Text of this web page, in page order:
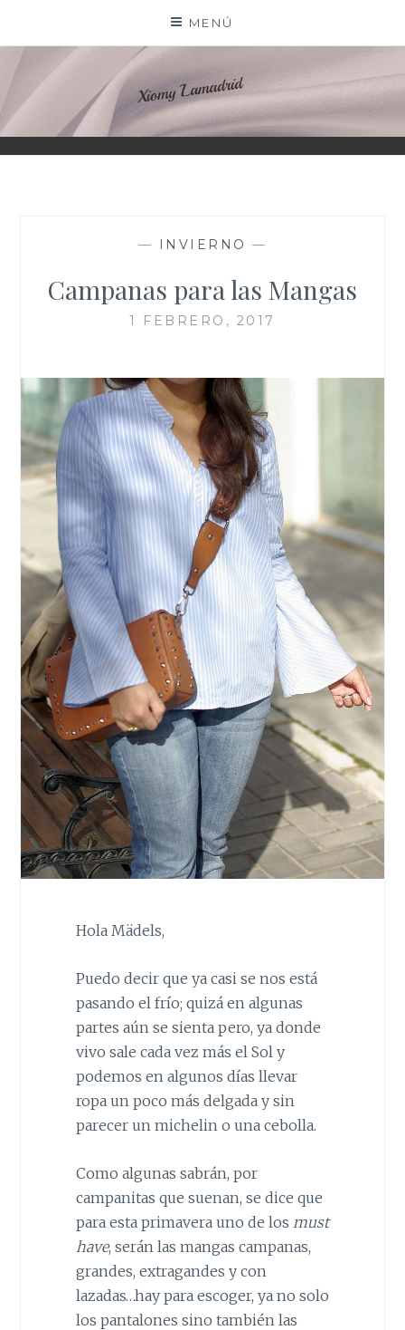
contenido
MENÚ
XIOMY LAMADRID
— INVIERNO —
Campanas para las Mangas
1 FEBRERO, 2017
Hola Mädels,
Puedo decir que ya casi se nos está
pasando el frío; quizá en algunas
partes aún se sienta pero, ya donde
vivo sale cada vez más el Sol y
podemos en algunos días llevar
ropa un poco más delgada y sin
parecer un michelin o una cebolla.
Como algunas sabrán, por
campanitas que suenan, se dice que
para esta primavera uno de los must
have, serán las mangas campanas,
grandes, extragandes y con
lazadas…hay para escoger, ya no solo
los pantalones sino también las